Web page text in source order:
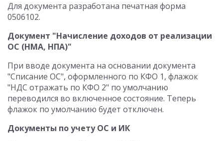
Для документа разработана печатная форма
0506102.
Документ "Начисление доходов от реализации
ОС (НМА, НПА)"
При вводе документа на основании документа
"Списание ОС", оформленного по КФО 1, флажок
"НДС отражать по КФО 2" по умолчанию
переводился во включенное состояние. Теперь
флажок по умолчанию будет отключен.
Документы по учету ОС и ИК